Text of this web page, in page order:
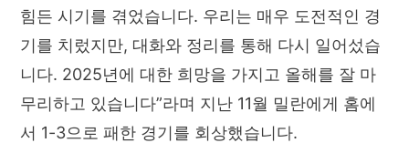
힘든 시기를 겪었습니다. 우리는 매우 도전적인 경
기를 치렀지만, 대화와 정리를 통해 다시 일어섰습
니다. 2025년에 대한 희망을 가지고 올해를 잘 마
무리하고 있습니다”라며 지난 11월 밀란에게 홈에
서 1-3으로 패한 경기를 회상했습니다.